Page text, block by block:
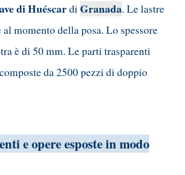
di HuéscardiGranada. Le lastre
momento della posa. Lo spessore
è di 50 mm. Le parti trasparenti
da 2500 pezzi di doppio
e opere esposte in modo